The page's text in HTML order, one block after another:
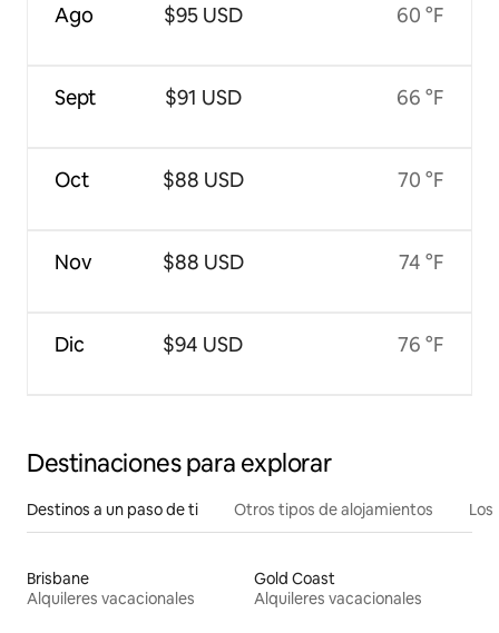
Ago
Sept
Oct
Nov
Dic
$95 USD
$91 USD
$88 USD
$88 USD
$94 USD
60 °F
66 °F
70 °F
74 °F
76 °F
Destinaciones para explorar
Destinos a un paso de ti Otros tipos de alojamientos
Brisbane
Alquileres vacacionales
Gold Coast
Alquileres vacacionales